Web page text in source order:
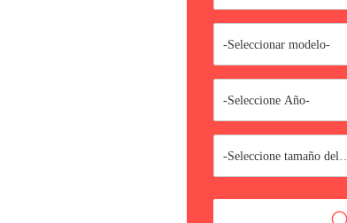
-Seleccionar modelo-
-Seleccione Año-
-Seleccione tamaño del
motor-